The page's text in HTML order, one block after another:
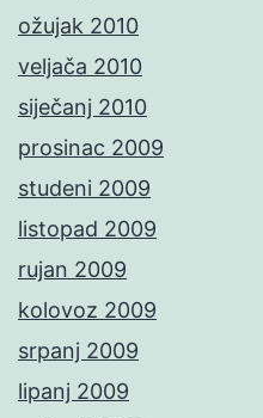
ožujak 2010
veljača 2010
siječanj 2010
prosinac 2009
studeni 2009
listopad 2009
rujan 2009
kolovoz 2009
srpanj 2009
lipanj 2009